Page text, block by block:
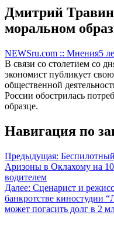
Дмитрий
моральном
NEWSru.com :: Мнения5
В связи со столетием со
экономист публикует
общественной
России обострилась
образце.
Навигация по
Предыдущая:
Аризоны в Оклахому на 10
водителем
Далее: Сценарист и
банкротстве киностудии
может погасить долг в 2